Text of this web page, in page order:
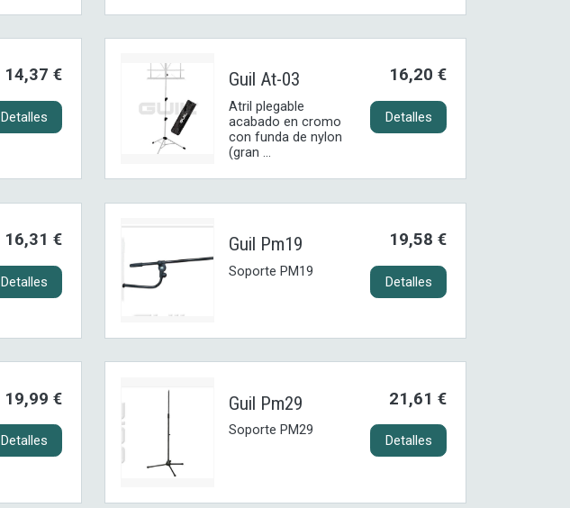
14,37 €
Detalles
Guil At-03
Atril plegable
acabado en cromo
con funda de nylon
(gran ...
16,20 €
Detalles
16,31 €
Detalles
Guil Pm19
Soporte PM19
19,58 €
Detalles
19,99 €
Detalles
Guil Pm29
Soporte PM29
21,61 €
Detalles